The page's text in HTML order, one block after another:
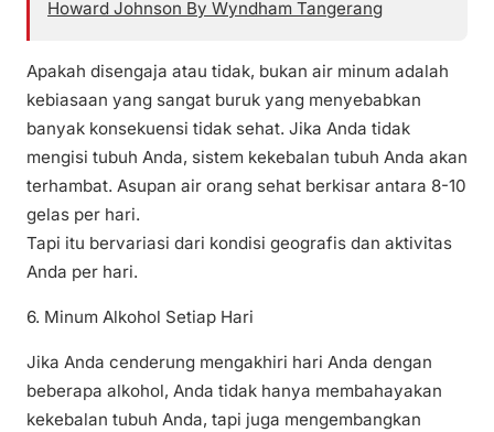
Howard Johnson By Wyndham Tangerang
Apakah disengaja atau tidak, bukan air minum adalah
kebiasaan yang sangat buruk yang menyebabkan
banyak konsekuensi tidak sehat. Jika Anda tidak
mengisi tubuh Anda, sistem kekebalan tubuh Anda akan
terhambat. Asupan air orang sehat berkisar antara 8-10
gelas per hari.
Tapi itu bervariasi dari kondisi geografis dan aktivitas
Anda per hari.
6. Minum Alkohol Setiap Hari
Jika Anda cenderung mengakhiri hari Anda dengan
beberapa alkohol, Anda tidak hanya membahayakan
kekebalan tubuh Anda, tapi juga mengembangkan